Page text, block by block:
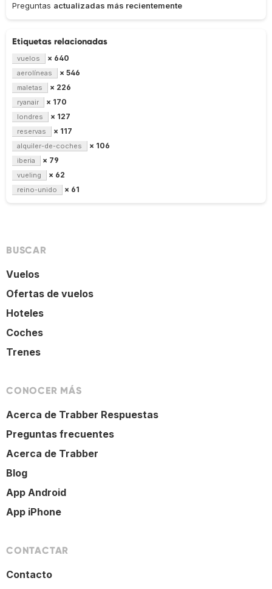
Preguntas actualizadas más recientemente
Etiquetas relacionadas
vuelos × 640
aerolíneas × 546
maletas × 226
ryanair × 170
londres × 127
reservas × 117
alquiler-de-coches × 106
iberia × 79
vueling × 62
reino-unido × 61
BUSCAR
Vuelos
Ofertas de vuelos
Hoteles
Coches
Trenes
CONOCER MÁS
Acerca de Trabber Respuestas
Preguntas frecuentes
Acerca de Trabber
Blog
App Android
App iPhone
CONTACTAR
Contacto